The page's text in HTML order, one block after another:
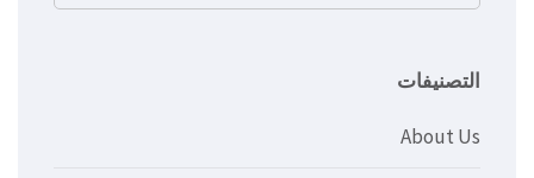
عن:
التصنيفات
About Us